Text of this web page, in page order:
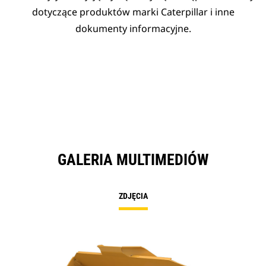
dotyczące produktów marki Caterpillar i inne
dokumenty informacyjne.
GALERIA MULTIMEDIÓW
ZDJĘCIA